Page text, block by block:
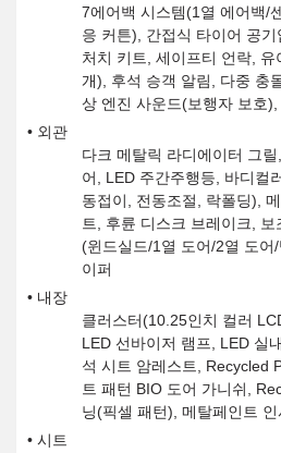
7에어백 시스템(1열 에어백/
응 커튼), 간접식 타이어 공
처치 키트, 세이프티 언락,
개), 후석 승객 알림, 다중 충
상 엔진 사운드(보행자 보호),
외관
다크 메탈릭 라디에이터 그
어, LED 주간주행등, 바디컬
동접이, 전동조절, 락폴딩),
트, 후륜 디스크 브레이크,
(윈드실드/1열 도어/2열 도
이퍼
내장
클러스터(10.25인치 컬러
LED 선바이저 램프, LED 실
석 시트 암레스트, Recycled
트 패턴 BIO 도어 가니쉬,
닝(픽셀 패턴), 메탈페인트
시트